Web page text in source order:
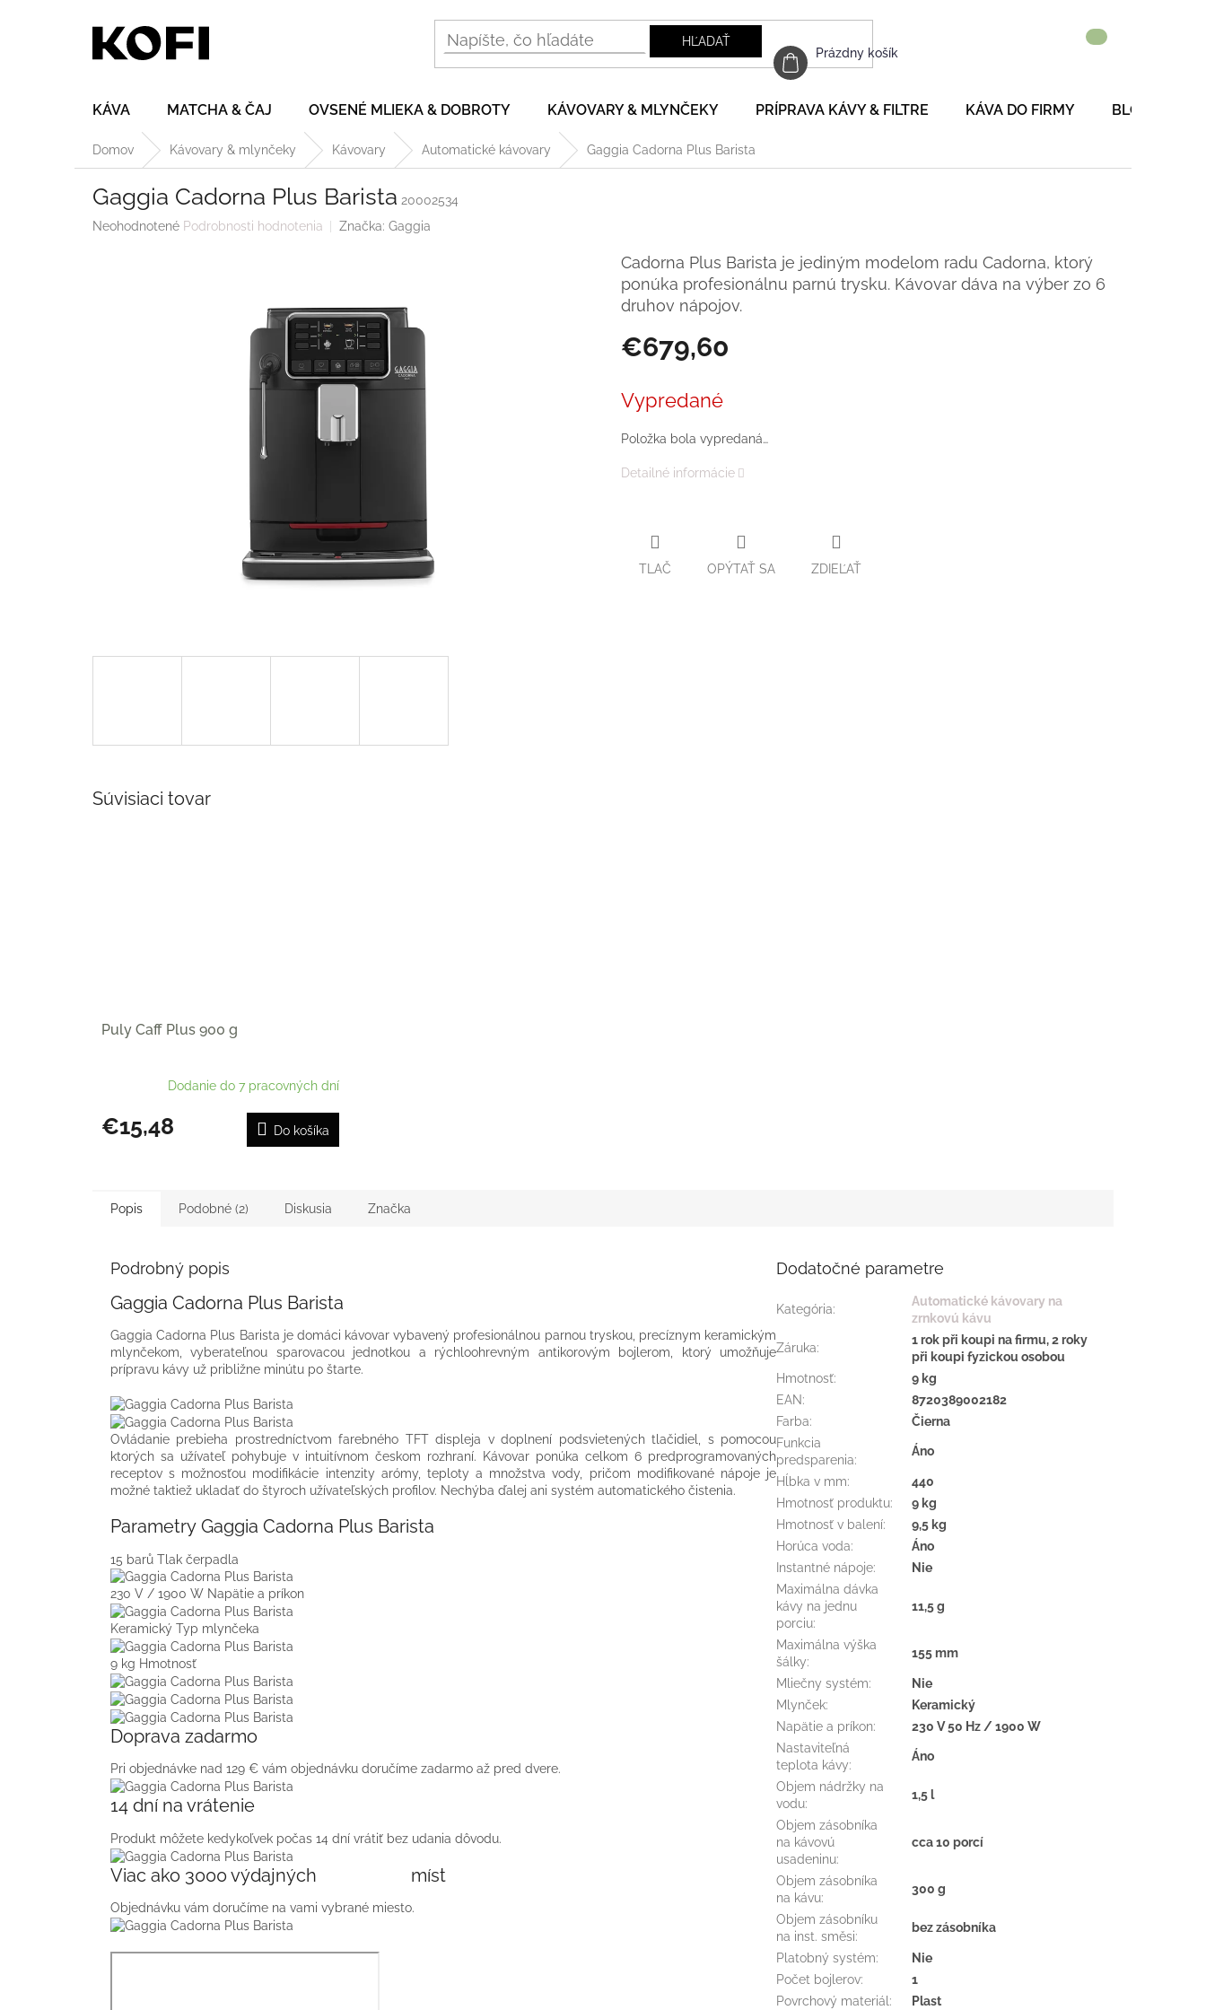
HĽADAŤ
NÁKUPNÝ
KOŠÍK
Prázdny košík
KÁVA MATCHA & ČAJ OVSENÉ MLIEKA & DOBROTY KÁVOVARY & MLYNČEKY PRÍPRAVA KÁVY & FILTRE KÁVA DO FIRMY BLOG
Domov Kávovary & mlynčeky Kávovary Automatické kávovary Gaggia Cadorna Plus Barista
Gaggia Cadorna Plus Barista 20002534
Priemerné
Neohodnotené Podrobnosti hodnotenia Značka: Gaggia
€679,60
cena:
Vypredané
Položka bola vypredaná…
Cadorna Plus Barista je jediným modelom radu Cadorna, ktorý
ponúka profesionálnu parnú trysku. Kávovar dáva na výber zo 6
druhov nápojov.
Detailné informácie
TLAČ OPÝTAŤ SA ZDIEĽAŤ
Súvisiaci tovar
Puly Caff Plus 900 g
Dodanie do 7 pracovných dní
€15,48 Do košíka
Popis Podobné (2) Diskusia Značka
Podrobný popis
Gaggia Cadorna Plus Barista
Gaggia Cadorna Plus Barista je domáci kávovar vybavený profesionálnou parnou tryskou, precíznym keramickým
mlynčekom, vyberateľnou sparovacou jednotkou a rýchloohrevným antikorovým bojlerom, ktorý umožňuje
prípravu kávy už približne minútu po štarte.
Ovládanie prebieha prostredníctvom farebného TFT displeja v doplnení podsvietených tlačidiel, s pomocou
ktorých sa užívateľ pohybuje v intuitívnom českom rozhraní. Kávovar ponúka celkom 6 predprogramovaných
receptov s možnosťou modifikácie intenzity arómy, teploty a množstva vody, pričom modifikované nápoje je
možné taktiež ukladať do štyroch užívateľských profilov. Nechýba ďalej ani systém automatického čistenia.
Parametry Gaggia Cadorna Plus Barista
15 barů Tlak čerpadla
230 V / 1900 W Napätie a príkon
Keramický Typ mlynčeka
9 kg Hmotnosť
Doprava zadarmo
Pri objednávke nad 129 € vám objednávku doručíme zadarmo až pred dvere.
14 dní na vrátenie
Produkt môžete kedykoľvek počas 14 dní vrátiť bez udania dôvodu.
Viac ako 3000 výdajných míst
Objednávku vám doručíme na vami vybrané miesto.
Dodatočné parametre
Kategória:
Automatické kávovary na
zrnkovú kávu
Záruka:
1 rok při koupi na firmu, 2 roky
při koupi fyzickou osobou
Hmotnosť:
9 kg
EAN:
8720389002182
Farba:
Čierna
Funkcia
predsparenia:
Áno
Hĺbka v mm:
440
Hmotnosť produktu:
9 kg
Hmotnosť v balení:
9,5 kg
Horúca voda:
Áno
Instantné nápoje:
Nie
Maximálna dávka
kávy na jednu
porciu:
11,5 g
Maximálna výška
šálky:
155 mm
Mliečny systém:
Nie
Mlynček:
Keramický
Napätie a príkon:
230 V 50 Hz / 1900 W
Nastaviteľná
teplota kávy:
Áno
Objem nádržky na
vodu:
1,5 l
Objem zásobníka
na kávovú
usadeninu:
cca 10 porcí
Objem zásobníka
na kávu:
300 g
Objem zásobníku
na inst. směsi:
bez zásobníka
Platobný systém:
Nie
Počet bojlerov:
1
Povrchový materiál:
Plast